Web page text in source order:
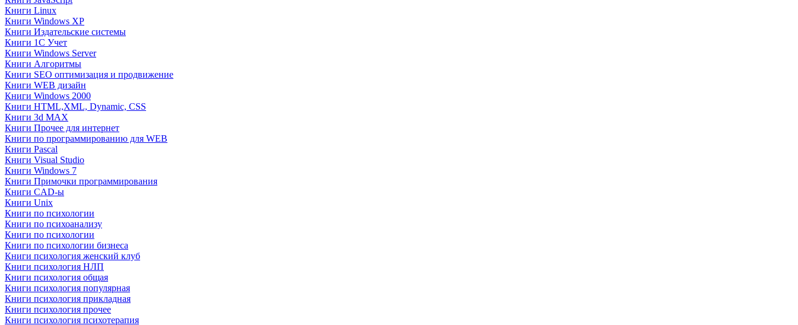
Книги Linux
Книги Windows XP
Книги Издательские системы
Книги 1C Учет
Книги Windows Server
Книги Алгоритмы
Книги SEO оптимизация и продвижение
Книги WEB дизайн
Книги Windows 2000
Книги HTML,XML, Dynamic, CSS
Книги 3d MAX
Книги Прочее для интернет
Книги по программированию для WEB
Книги Pascal
Книги Visual Studio
Книги Windows 7
Книги Примочки программирования
Книги CAD-ы
Книги Unix
Книги по психологии
Книги по психоанализу
Книги по психологии
Книги по психологии бизнеса
Книги психология женский клуб
Книги психология НЛП
Книги психология общая
Книги психология популярная
Книги психология прикладная
Книги психология прочее
Книги психология психотерапия